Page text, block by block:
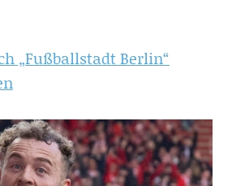
„Fußballstadt Berlin“